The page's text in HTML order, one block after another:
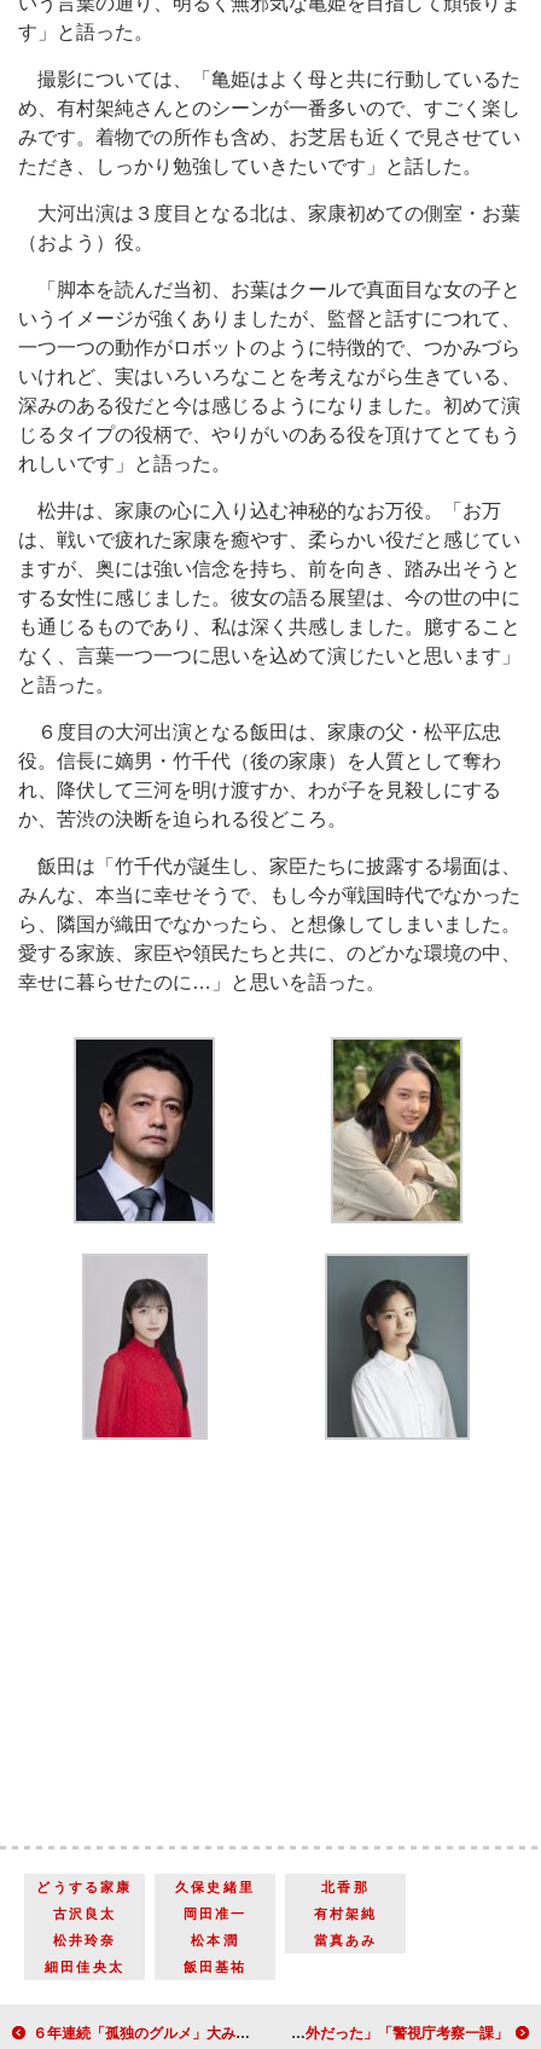
す」と語った。
撮影については、「亀姫はよく母と共に行動しているた
め、有村架純さんとのシーンが一番多いので、すごく楽し
みです。着物での所作も含め、お芝居も近くで見させてい
ただき、しっかり勉強していきたいです」と話した。
大河出演は３度目となる北は、家康初めての側室・お葉
（およう）役。
「脚本を読んだ当初、お葉はクールで真面目な女の子と
いうイメージが強くありましたが、監督と話すにつれて、
一つ一つの動作がロボットのように特徴的で、つかみづら
いけれど、実はいろいろなことを考えながら生きている、
深みのある役だと今は感じるようになりました。初めて演
じるタイプの役柄で、やりがいのある役を頂けてとてもう
れしいです」と語った。
松井は、家康の心に入り込む神秘的なお万役。「お万
は、戦いで疲れた家康を癒やす、柔らかい役だと感じてい
ますが、奥には強い信念を持ち、前を向き、踏み出そうと
する女性に感じました。彼女の語る展望は、今の世の中に
も通じるものであり、私は深く共感しました。臆すること
なく、言葉一つ一つに思いを込めて演じたいと思います」
と語った。
６度目の大河出演となる飯田は、家康の父・松平広忠
役。信長に嫡男・竹千代（後の家康）を人質として奪わ
れ、降伏して三河を明け渡すか、わが子を見殺しにする
か、苦渋の決断を迫られる役どころ。
飯田は「竹千代が誕生し、家臣たちに披露する場面は、
みんな、本当に幸せそうで、もし今が戦国時代でなかった
ら、隣国が織田でなかったら、と想像してしまいました。
愛する家族、家臣や領民たちと共に、のどかな環境の中、
幸せに暮らせたのに…」と思いを語った。
どうする家康 久保史緒里
北香那
古沢良太
岡田准一
有村架純
松井玲奈
松本潤
當真あみ
細田佳央太
飯田基祐
６年連続「孤独のグルメ」大みそかスペシャルの放送が決定 “五郎”松重豊がグルメの宝庫・北海道を大激走 「警視庁考察一課」スペシャルに伊藤かずえ＆中山忍が登場 「まさにサスペンスの常連が大量発生」「犯人が意外だった」